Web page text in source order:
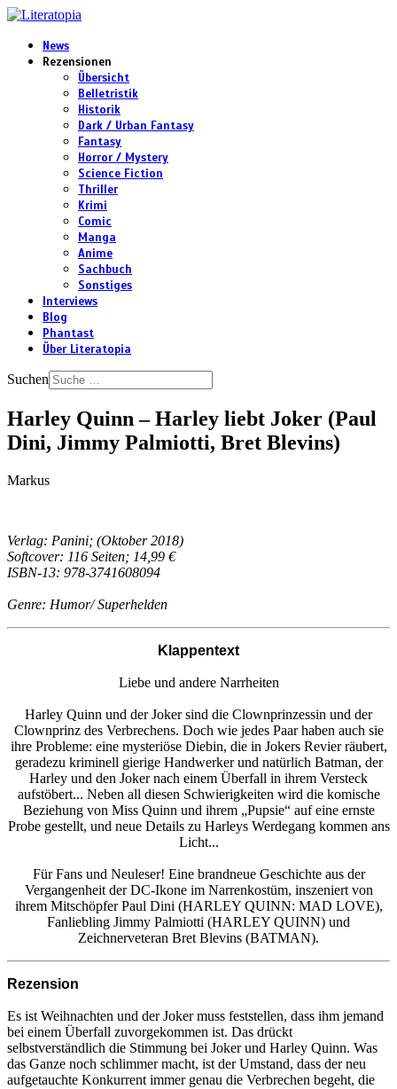
News
Rezensionen
Übersicht
Belletristik
Historik
Dark / Urban Fantasy
Fantasy
Horror / Mystery
Science Fiction
Thriller
Krimi
Comic
Manga
Anime
Sachbuch
Sonstiges
Interviews
Blog
Phantast
Über Literatopia
Suchen
Harley Quinn – Harley liebt Joker (Paul
Dini, Jimmy Palmiotti, Bret Blevins)
Markus
Verlag: Panini; (Oktober 2018)
Softcover: 116 Seiten; 14,99 €
ISBN-13: 978-3741608094
Genre: Humor/ Superhelden
Klappentext
Liebe und andere Narrheiten
Harley Quinn und der Joker sind die Clownprinzessin und der
Clownprinz des Verbrechens. Doch wie jedes Paar haben auch sie
ihre Probleme: eine mysteriöse Diebin, die in Jokers Revier räubert,
geradezu kriminell gierige Handwerker und natürlich Batman, der
Harley und den Joker nach einem Überfall in ihrem Versteck
aufstöbert... Neben all diesen Schwierigkeiten wird die komische
Beziehung von Miss Quinn und ihrem „Pupsie“ auf eine ernste
Probe gestellt, und neue Details zu Harleys Werdegang kommen ans
Licht...
Für Fans und Neuleser! Eine brandneue Geschichte aus der
Vergangenheit der DC-Ikone im Narrenkostüm, inszeniert von
ihrem Mitschöpfer Paul Dini (HARLEY QUINN: MAD LOVE),
Fanliebling Jimmy Palmiotti (HARLEY QUINN) und
Zeichnerveteran Bret Blevins (BATMAN).
Rezension
Es ist Weihnachten und der Joker muss feststellen, dass ihm jemand
bei einem Überfall zuvorgekommen ist. Das drückt
selbstverständlich die Stimmung bei Joker und Harley Quinn. Was
das Ganze noch schlimmer macht, ist der Umstand, dass der neu
aufgetauchte Konkurrent immer genau die Verbrechen begeht, die